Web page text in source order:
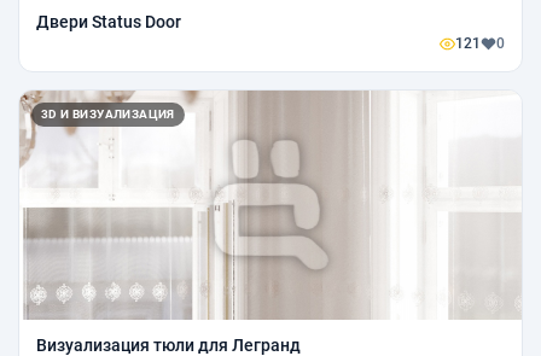
Двери Status Door
121 0
3D И ВИЗУАЛИЗАЦИЯ
Визуализация тюли для Легранд